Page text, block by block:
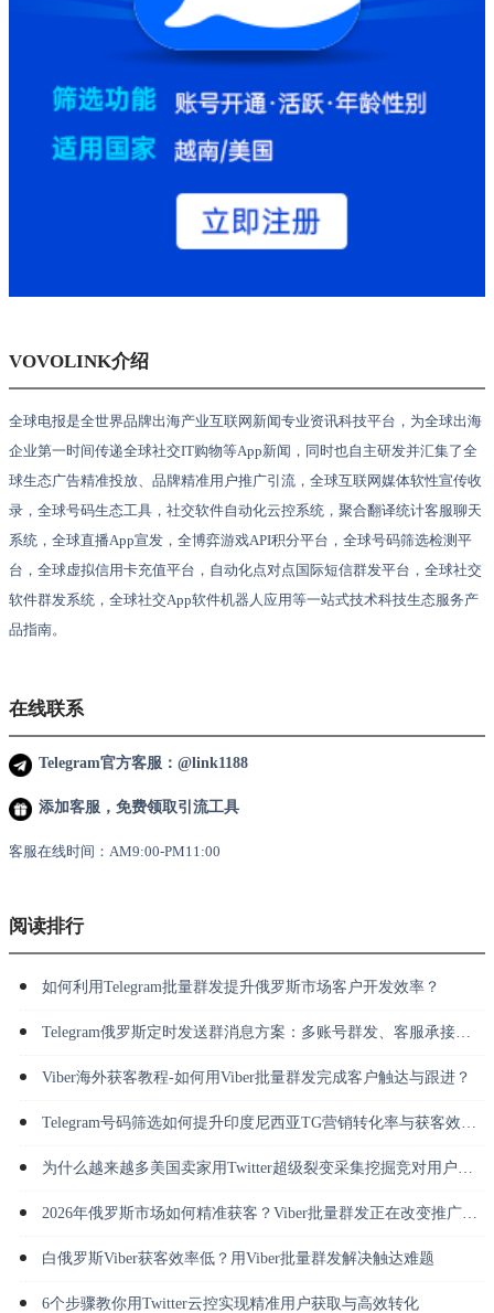
VOVOLINK介绍
全球电报是全世界品牌出海产业互联网新闻专业资讯科技平台，为全球出海
企业第一时间传递全球社交IT购物等App新闻，同时也自主研发并汇集了全
球生态广告精准投放、品牌精准用户推广引流，全球互联网媒体软性宣传收
录，全球号码生态工具，社交软件自动化云控系统，聚合翻译统计客服聊天
系统，全球直播App宣发，全博弈游戏API积分平台，全球号码筛选检测平
台，全球虚拟信用卡充值平台，自动化点对点国际短信群发平台，全球社交
软件群发系统，全球社交App软件机器人应用等一站式技术科技生态服务产
品指南。
在线联系
Telegram官方客服：@link1188
添加客服，免费领取引流工具
客服在线时间：AM9:00-PM11:00
阅读排行
如何利用Telegram批量群发提升俄罗斯市场客户开发效率？
Telegram俄罗斯定时发送群消息方案：多账号群发、客服承接与长期运营
Viber海外获客教程-如何用Viber批量群发完成客户触达与跟进？
Telegram号码筛选如何提升印度尼西亚TG营销转化率与获客效率？
为什么越来越多美国卖家用Twitter超级裂变采集挖掘竞对用户并做私信转化？
2026年俄罗斯市场如何精准获客？Viber批量群发正在改变推广方式
白俄罗斯Viber获客效率低？用Viber批量群发解决触达难题
6个步骤教你用Twitter云控实现精准用户获取与高效转化